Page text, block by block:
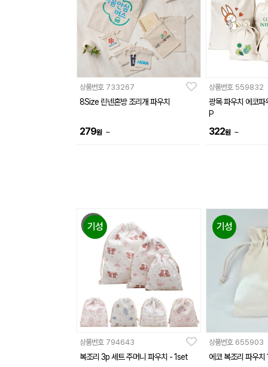
상품번호 733267
8Size 린넨혼방 조리개 파우치
279원 ~
상품번호 559832
광목 파우치 에코파우치 복주머
P
322원 ~
기성
상품번호 794643
복조리 3p 세트 주머니 파우치 - 1set
기성
상품번호 655903
에코 복조리 파우